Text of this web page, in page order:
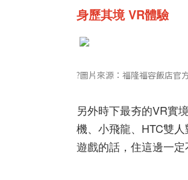
身歷其境 VR體驗
?圖片來源：福隆福容飯店官
另外時下最夯的VR實
機、小飛龍、HTC雙
遊戲的話，住這邊一定